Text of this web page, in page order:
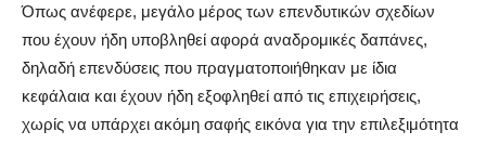
Όπως ανέφερε, μεγάλο μέρος των επενδυτικών σχεδίων
που έχουν ήδη υποβληθεί αφορά αναδρομικές δαπάνες,
δηλαδή επενδύσεις που πραγματοποιήθηκαν με ίδια
κεφάλαια και έχουν ήδη εξοφληθεί από τις επιχειρήσεις,
χωρίς να υπάρχει ακόμη σαφής εικόνα για την επιλεξιμότητα